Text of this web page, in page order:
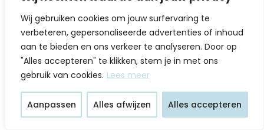
Wij gebruiken cookies om jouw surfervaring te
verbeteren, gepersonaliseerde advertenties of inhoud
aan te bieden en ons verkeer te analyseren. Door op
"Alles accepteren" te klikken, stem je in met ons
gebruik van cookies. Lees meer
Aanpassen Alles afwijzen Alles accepteren
Veilig thuis
En daarnaast worden er diverse
trainingen aangeboden via Veilig
Thuis.Kijk op de website van jouw
regionale Veilig Thuis-organisatie voor
het aanbod.
Bezoek website